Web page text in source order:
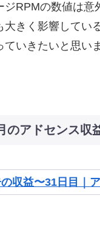
RPMの数値は
きく影響してい
いきたいと思いま
のアドセンス収
収益〜31日目｜